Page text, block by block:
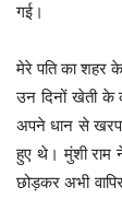
गई।
मेरे पति का शहर
उन दिनों खेती के
अपने धान से
हुए थे। मुंशी राम
छोड़कर अभी